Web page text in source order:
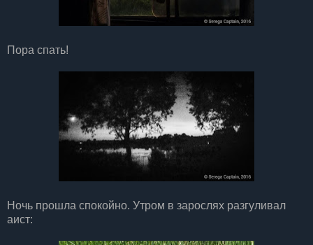
Пора спать!
Ночь прошла спокойно. Утром в зарослях разгуливал
аист: